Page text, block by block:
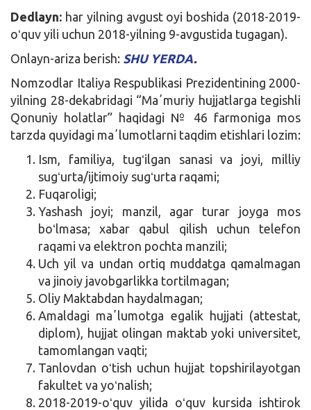
Dedlayn: har yilning avgust oyi boshida (2018-2019-
oʻquv yili uchun 2018-yilning 9-avgustida tugagan).
Onlayn-ariza berish: SHU YERDA.
Nomzodlar Italiya Respublikasi Prezidentining 2000-
yilning 28-dekabridagi “Maʼmuriy hujjatlarga tegishli
Qonuniy holatlar” haqidagi № 46 farmoniga mos
tarzda quyidagi maʼlumotlarni taqdim etishlari lozim:
Ism, familiya, tugʻilgan sanasi va joyi, milliy
sugʻurta/ijtimoiy sugʻurta raqami;
Fuqaroligi;
Yashash joyi; manzil, agar turar joyga mos
boʻlmasa; xabar qabul qilish uchun telefon
raqami va elektron pochta manzili;
Uch yil va undan ortiq muddatga qamalmagan
va jinoiy javobgarlikka tortilmagan;
Oliy Maktabdan haydalmagan;
Amaldagi maʼlumotga egalik hujjati (attestat,
diplom), hujjat olingan maktab yoki universitet,
tamomlangan vaqti;
Tanlovdan oʻtish uchun hujjat topshirilayotgan
fakultet va yoʻnalish;
2018-2019-oʻquv yilida oʻquv kursida ishtirok